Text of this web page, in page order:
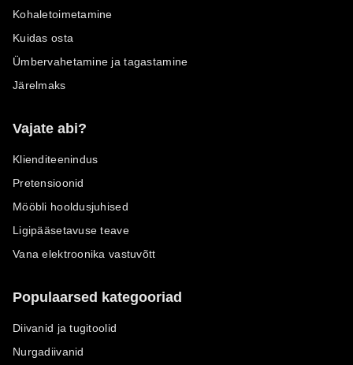
Kohaletoimetamine
Kuidas osta
Ümbervahetamine ja tagastamine
Järelmaks
Vajate abi?
Klienditeenindus
Pretensioonid
Mööbli hooldusjuhised
Ligipääsetavuse teave
Vana elektroonika vastuvõtt
Populaarsed kategooriad
Diivanid ja tugitoolid
Nurgadiivanid